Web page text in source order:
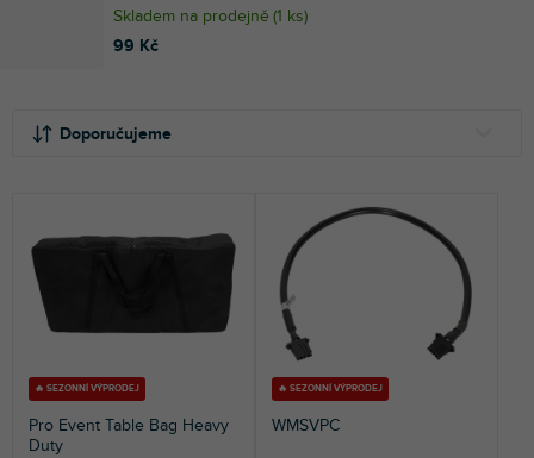
Skladem na prodejně (1 ks)
99 Kč
Doporučujeme
NEJPRODÁVANĚJŠÍ
ABECEDNĚ
🔥 SEZONNÍ VÝPRODEJ
Pro Event Table Bag Heavy
Duty
🔥 SEZONNÍ VÝPRODEJ
WMSVPC